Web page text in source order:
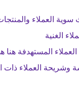
الغنية
المستهدفة هنا
وشريحة العملاء ذات